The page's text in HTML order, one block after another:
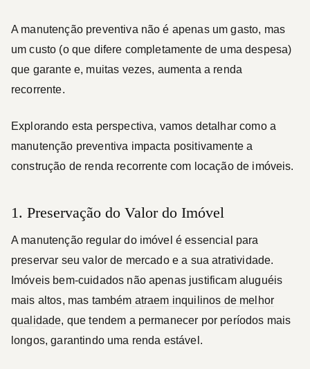
A manutenção preventiva não é apenas um gasto, mas
um custo (o que difere completamente de uma despesa)
que garante e, muitas vezes, aumenta a renda
recorrente.
Explorando esta perspectiva, vamos detalhar como a
manutenção preventiva impacta positivamente a
construção de renda recorrente com locação de imóveis.
1. Preservação do Valor do Imóvel
A manutenção regular do imóvel é essencial para
preservar seu valor de mercado e a sua atratividade.
Imóveis bem-cuidados não apenas justificam aluguéis
mais altos, mas também atraem inquilinos de melhor
qualidade, que tendem a permanecer por períodos mais
longos, garantindo uma renda estável.